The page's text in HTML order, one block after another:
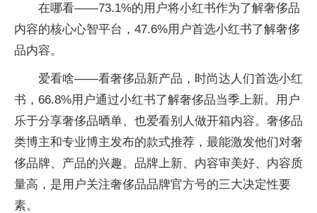
在哪看——73.1%的用户将小红书作为了解奢侈品
内容的核心心智平台，47.6%用户首选小红书了解奢侈
品内容。
爱看啥——看奢侈品新产品，时尚达人们首选小红
书，66.8%用户通过小红书了解奢侈品当季上新。用户
乐于分享奢侈品晒单、也爱看别人做开箱内容。奢侈品
类博主和专业博主发布的款式推荐，最能激发他们对奢
侈品牌、产品的兴趣。品牌上新、内容审美好、内容质
量高，是用户关注奢侈品品牌官方号的三大决定性要
素。